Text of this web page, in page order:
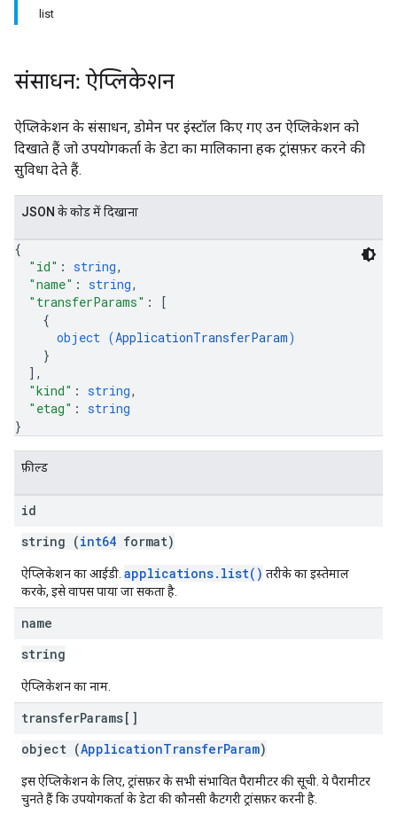
list
संसाधन: ऐप्लिकेशन
ऐप्लिकेशन के संसाधन, डोमेन पर इंस्टॉल किए गए उन ऐप्लिकेशन को
दिखाते हैं जो उपयोगकर्ता के डेटा का मालिकाना हक ट्रांसफ़र करने की
सुविधा देते हैं.
JSON के काेड में दिखाना
{
"id" : string,
"name" : string,
"transferParams" :
[
{
object (ApplicationTransferParam)
}
] ,
"kind" : string,
"etag" : string
}
फ़ील्ड
id
string (int64 format)
ऐप्लिकेशन का आईडी. applications.list() तरीके का इस्तेमाल
करके, इसे वापस पाया जा सकता है.
name
string
ऐप्लिकेशन का नाम.
transferParams[]
object (ApplicationTransferParam)
इस ऐप्लिकेशन के लिए, ट्रांसफ़र के सभी संभावित पैरामीटर की सूची. ये पैरामीटर
चुनते हैं कि उपयोगकर्ता के डेटा की कौनसी कैटगरी ट्रांसफ़र करनी है.